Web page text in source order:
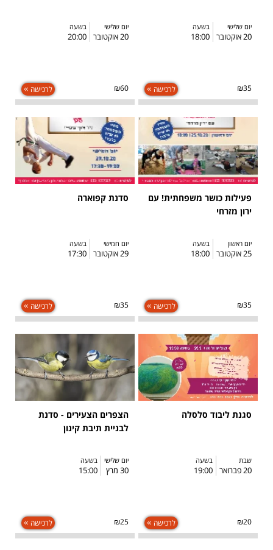
יום שלישי
20 אוקטובר
בשעה
18:00
₪35 לרכישה
יום שלישי
20 אוקטובר
בשעה
20:00
₪60 לרכישה
פעילות כושר משפחתית! עם
ירון מזרחי
יום ראשון
25 אוקטובר
בשעה
18:00
₪35 לרכישה
סדנת קפוארה
יום חמישי
29 אוקטובר
בשעה
17:30
₪35 לרכישה
סגנת ליבוד סלסלה
שבת
20 פברואר
בשעה
19:00
₪20 לרכישה
הצפרים הצעירים - סדנת
לבניית תיבת קינון
יום שלישי
30 מרץ
בשעה
15:00
₪25 לרכישה